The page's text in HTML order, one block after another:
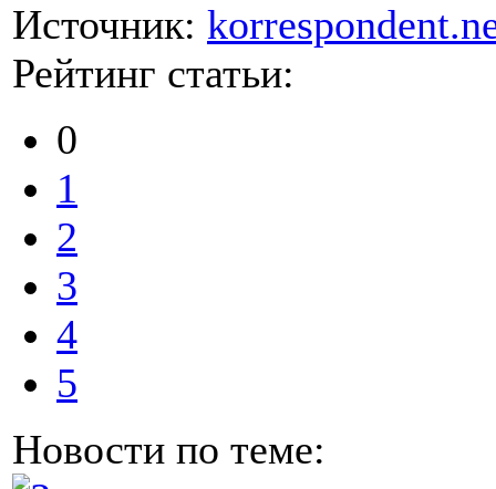
Источник:
Рейтинг статьи:
0
1
2
3
4
5
Новости по теме: